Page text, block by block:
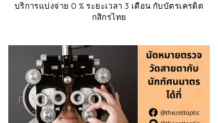
บริการแบ่งจ่าย 0 % ระยะเวลา 3 เดือน กับบัตรเครดิต
กสิกรไทย